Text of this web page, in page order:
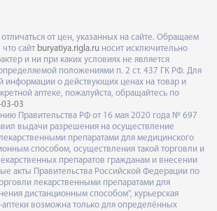
от цен, указанных на сайте. Обращаем
сайт buryatiya.rigla.ru носит исключительно
и ни при каких условиях не является
положениями п. 2 ст. 437 ГК РФ. Для
информации о действующих ценах на товар и
аптеке, пожалуйста, обращайтесь по
03
Правительства РФ от 16 мая 2020 года № 697
выдачи разрешения на осуществление
препаратами для медицинского
способом, осуществления такой торговли и
препаратов гражданам и внесении
акты Правительства Российской Федерации по
лекарственными препаратами для
дистанционным способом", курьерская
аптеки возможна только для определённых